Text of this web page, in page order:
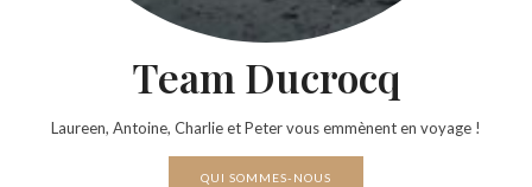
Team Ducrocq
Laureen, Antoine, Charlie et Peter vous emmènent en voyage !
QUI SOMMES-NOUS